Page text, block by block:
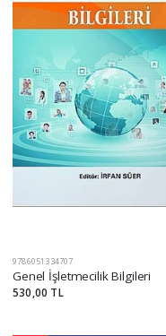
9786051334707
Genel İşletmecilik Bilgileri
530,00 TL